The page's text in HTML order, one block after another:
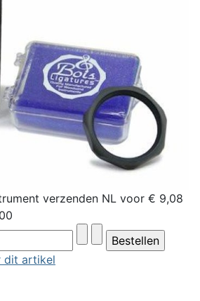
verzenden NL voor € 9,08
dit artikel